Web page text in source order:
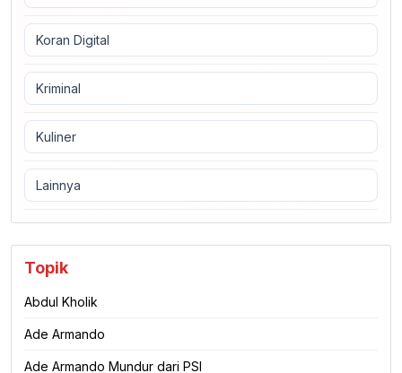
Koran Digital
Kriminal
Kuliner
Lainnya
Topik
Abdul Kholik
Ade Armando
Ade Armando Mundur dari PSI